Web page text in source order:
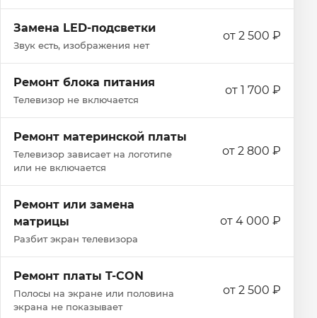
Замена LED-подсветки
Звук есть, изображения нет
от 2 500 ₽
Ремонт блока питания
Телевизор не включается
от 1 700 ₽
Ремонт материнской платы
Телевизор зависает на логотипе
или не включается
от 2 800 ₽
Ремонт или замена
матрицы
Разбит экран телевизора
от 4 000 ₽
Ремонт платы T-CON
Полосы на экране или половина
экрана не показывает
от 2 500 ₽